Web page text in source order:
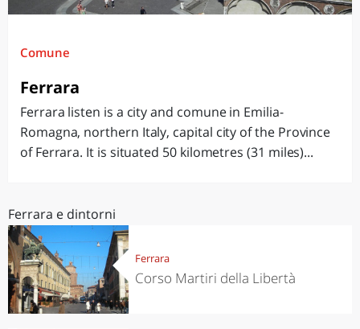
Comune
Ferrara
Ferrara listen is a city and comune in Emilia-
Romagna, northern Italy, capital city of the Province
of Ferrara. It is situated 50 kilometres (31 miles)...
Ferrara e dintorni
Ferrara
Corso Martiri della Libertà